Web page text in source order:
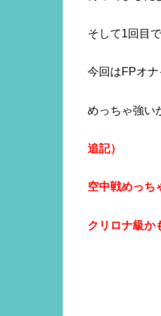
そして1回目
今回はFPオナ
めっちゃ強い
追記）
空中戦めっち
クリロナ級か